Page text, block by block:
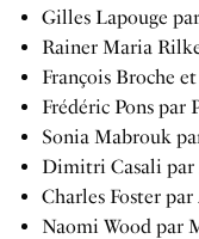
Gilles Lapouge
Rainer Maria
François Broche
Frédéric Pons par
Sonia Mabrouk
Dimitri Casali par
Charles Foster
Naomi Wood par